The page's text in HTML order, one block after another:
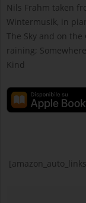
Nils Frahm taken
Wintermusik, in
The Sky and on the
raining;
Kind